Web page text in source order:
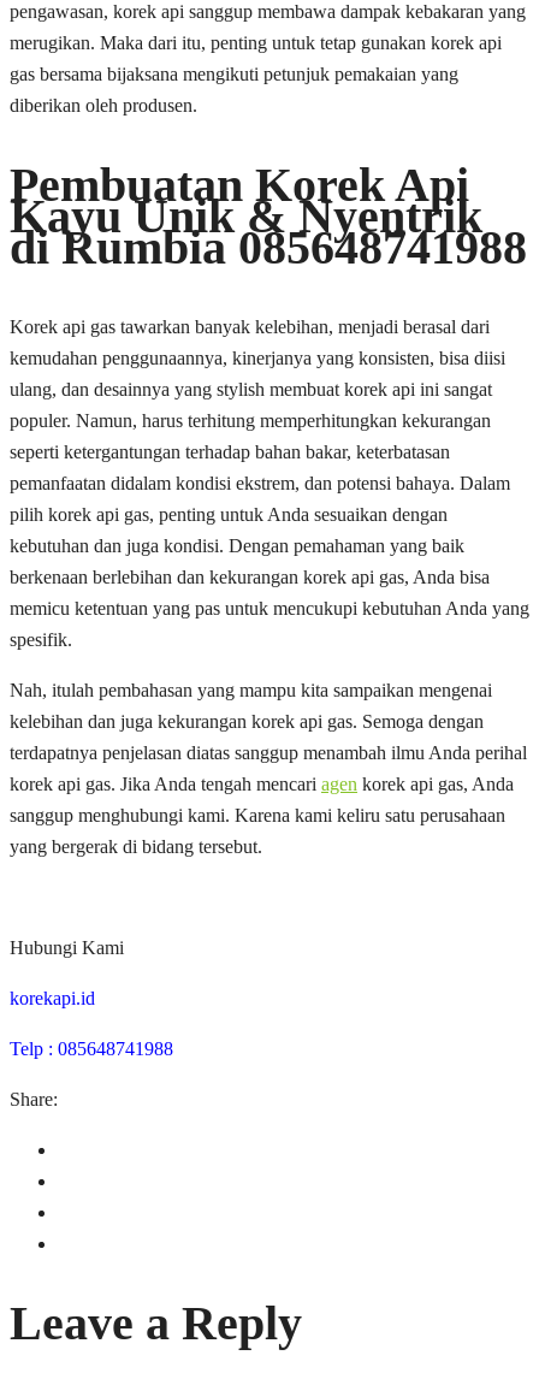
pengawasan, korek api sanggup membawa dampak kebakaran yang
merugikan. Maka dari itu, penting untuk tetap gunakan korek api
gas bersama bijaksana mengikuti petunjuk pemakaian yang
diberikan oleh produsen.
Pembuatan Korek Api
Kayu Unik & Nyentrik
di Rumbia 085648741988
Korek api gas tawarkan banyak kelebihan, menjadi berasal dari
kemudahan penggunaannya, kinerjanya yang konsisten, bisa diisi
ulang, dan desainnya yang stylish membuat korek api ini sangat
populer. Namun, harus terhitung memperhitungkan kekurangan
seperti ketergantungan terhadap bahan bakar, keterbatasan
pemanfaatan didalam kondisi ekstrem, dan potensi bahaya. Dalam
pilih korek api gas, penting untuk Anda sesuaikan dengan
kebutuhan dan juga kondisi. Dengan pemahaman yang baik
berkenaan berlebihan dan kekurangan korek api gas, Anda bisa
memicu ketentuan yang pas untuk mencukupi kebutuhan Anda yang
spesifik.
Nah, itulah pembahasan yang mampu kita sampaikan mengenai
kelebihan dan juga kekurangan korek api gas. Semoga dengan
terdapatnya penjelasan diatas sanggup menambah ilmu Anda perihal
korek api gas. Jika Anda tengah mencari agen korek api gas, Anda
sanggup menghubungi kami. Karena kami keliru satu perusahaan
yang bergerak di bidang tersebut.
Hubungi Kami
korekapi.id
Telp : 085648741988
Share:
Leave a Reply